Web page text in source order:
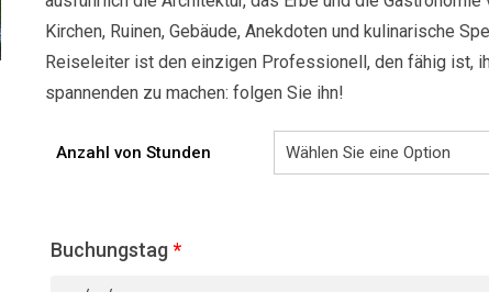
Kirchen, Ruinen, Gebäude, Anekdoten und kulinarische
Reiseleiter ist den einzigen Professionell, den fähig ist,
spannenden zu machen: folgen Sie ihn!
Anzahl von Stunden
Buchungstag*